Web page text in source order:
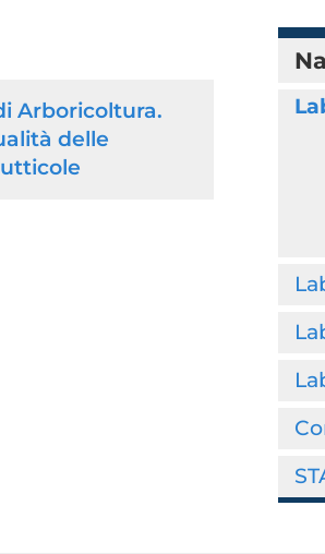
Arboricoltura.
delle